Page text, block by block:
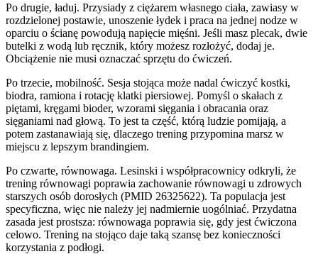
Po drugie, ładuj. Przysiady z ciężarem własnego ciała, zawiasy w
rozdzielonej postawie, unoszenie łydek i praca na jednej nodze w
oparciu o ścianę powodują napięcie mięśni. Jeśli masz plecak, dwie
butelki z wodą lub ręcznik, który możesz rozłożyć, dodaj je.
Obciążenie nie musi oznaczać sprzętu do ćwiczeń.
Po trzecie, mobilność. Sesja stojąca może nadal ćwiczyć kostki,
biodra, ramiona i rotację klatki piersiowej. Pomyśl o skałach z
piętami, kręgami bioder, wzorami sięgania i obracania oraz
sięganiami nad głową. To jest ta część, którą ludzie pomijają, a
potem zastanawiają się, dlaczego trening przypomina marsz w
miejscu z lepszym brandingiem.
Po czwarte, równowaga. Lesinski i współpracownicy odkryli, że
trening równowagi poprawia zachowanie równowagi u zdrowych
starszych osób dorosłych (PMID 26325622). Ta populacja jest
specyficzna, więc nie należy jej nadmiernie uogólniać. Przydatna
zasada jest prostsza: równowaga poprawia się, gdy jest ćwiczona
celowo. Trening na stojąco daje taką szansę bez konieczności
korzystania z podłogi.